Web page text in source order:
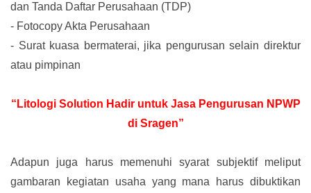
dan Tanda Daftar Perusahaan (TDP)
- Fotocopy Akta Perusahaan
- Surat kuasa bermaterai, jika pengurusan selain direktur
atau pimpinan
“Litologi Solution Hadir untuk Jasa Pengurusan NPWP
di Sragen”
Adapun juga harus memenuhi syarat subjektif meliput
gambaran kegiatan usaha yang mana harus dibuktikan